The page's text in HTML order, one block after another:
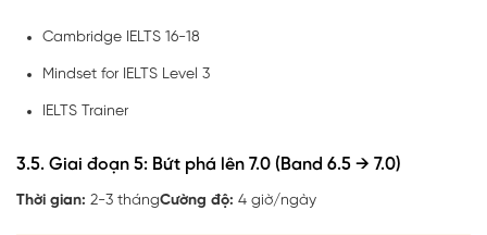
Cambridge IELTS 16-18
Mindset for IELTS Level 3
IELTS Trainer
3.5. Giai đoạn 5: Bứt phá lên 7.0 (Band 6.5 → 7.0)
Thời gian: 2-3 thángCường độ: 4 giờ/ngày